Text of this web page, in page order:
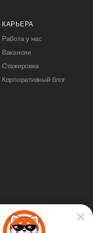
КАРЬЕРА
Работа у нас
Вакансии
Стажировка
Корпоративный блог